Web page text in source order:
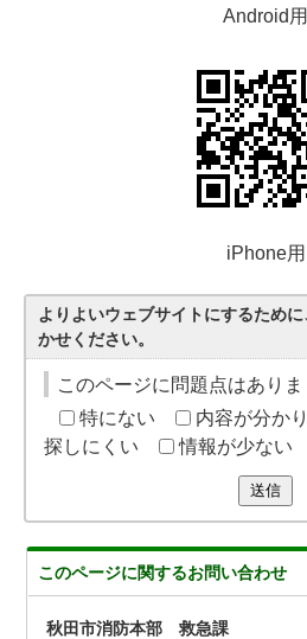
Android用
iPhone用
よりよいウェブサイトにするため
かせください。
このページに問題点はあり
特にない
内容が分か
探しにくい
情報が少ない
送信
このページに関するお問い合わせ
秋田市消防本部 救急課